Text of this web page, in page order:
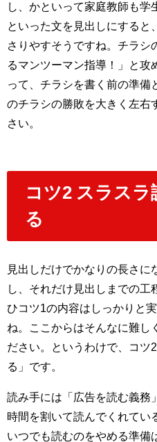
し、かといって家庭教師も学
といった文を見出しにすると
さりやすそうですね。チラシ
るマンツーマン指導！」と攻
って、チラシを書く前の準備
のチラシの勝敗を大きく左右
さい。
コツ2 スラス
る
見出しだけでかなりの長さ
し、それだけ見出しまでの工
ひコツ1の内容はしっかりと
ね。ここからはそんなに難し
ださい。というわけで、コツ
る」です。
読み手には「広告を読む義務
時間を割いて読んでくれてい
いつでも読むのをやめる準備